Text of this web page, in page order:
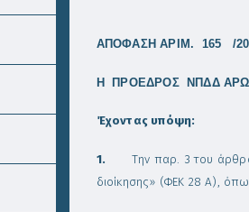
ΑΠΟΦΑΣΗ ΑΡΙΜ. 165 /
Η ΠΡΟΕΔΡΟΣ ΝΠΔΔ
Έχοντας υπόψη:
1.
Την παρ. 3 του
διοίκησης» (ΦΕΚ 28 Α),